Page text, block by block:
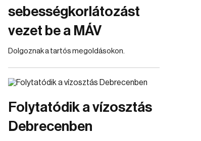
sebességkorlátozást
vezet be a MÁV
Dolgoznak a tartós megoldásokon.
Folytatódik a vízosztás
Debrecenben